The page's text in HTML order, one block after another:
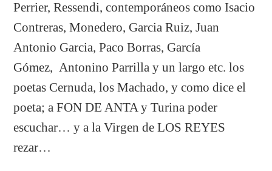
Perrier, Ressendi, contemporáneos como Isacio
Contreras, Monedero, Garcia Ruiz, Juan
Antonio Garcia, Paco Borras, García
Gómez, Antonino Parrilla y un largo etc. los
poetas Cernuda, los Machado, y como dice el
poeta; a FON DE ANTA y Turina poder
escuchar… y a la Virgen de LOS REYES
rezar…